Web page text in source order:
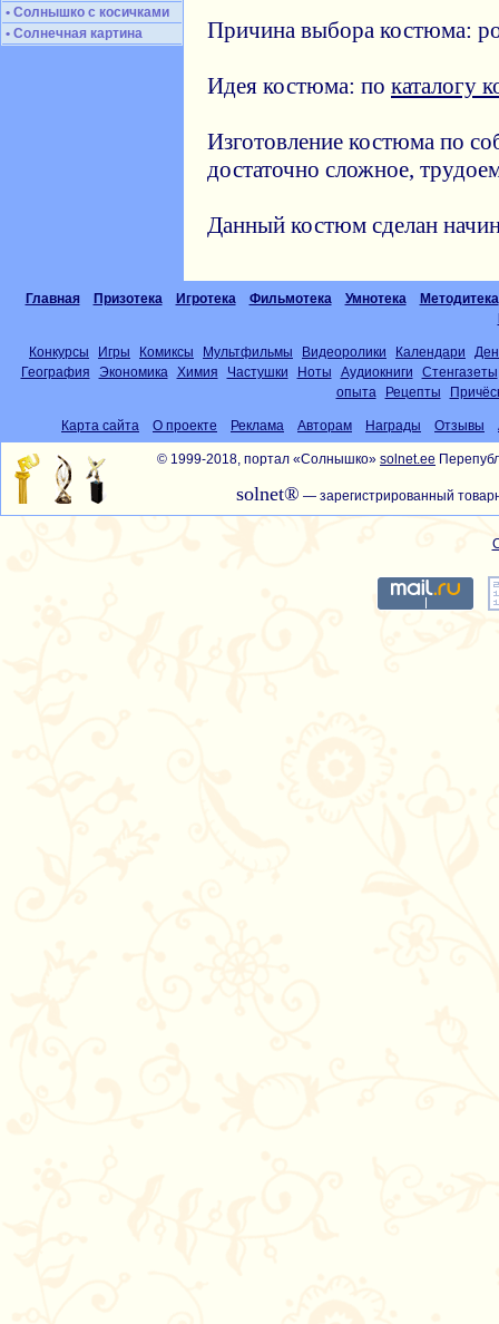
• Солнышко с косичками
• Солнечная картина
Причина выбора костюма:
Идея костюма: по каталогу
Изготовление костюма по
достаточно сложное,
Данный костюм сделан
Главная Призотека Игротека Фильмотека Умнотека
Методитека
Конкурсы Игры Комиксы Мультфильмы Видеоролики Календари
География
Экономика Химия Частушки Ноты Аудиокниги
Стенгазеты
опыта
Рецепты
Карта сайта О проекте Реклама Авторам Награды Отзывы
© 1999-2018, портал «Солнышко» solnet.ee
solnet® — зарегистрированный